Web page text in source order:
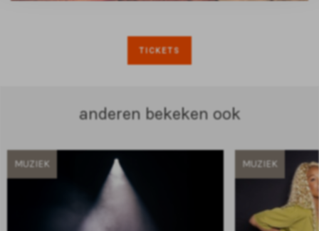
TICKETS
anderen bekeken ook
MUZIEK MUZIEK